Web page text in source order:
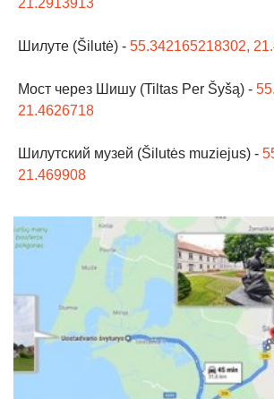
21.2913913
Шилуте (Šilutė) - 55.342165218302,
Мост через Шишу (Tiltas Per Šyšą) -
21.4626718
Шилутский музей (Šilutės muziejus) -
21.469908